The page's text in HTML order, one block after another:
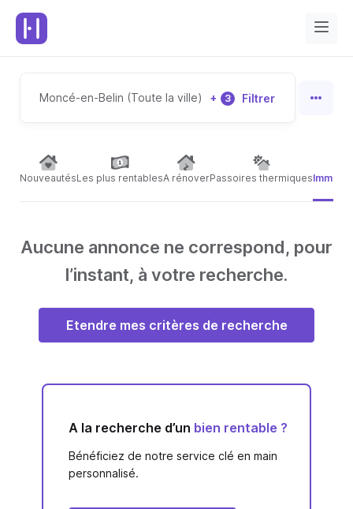
Moncé-en-Belin (Toute la ville) + 3 Filtrer
NouveautésLes plus rentablesA rénoverPassoires thermiques
Aucune annonce ne correspond, pour
l’instant, à votre recherche.
Etendre mes critères de recherche
A la recherche d’un bien rentable ?
Bénéficiez de notre service clé en main
personnalisé.